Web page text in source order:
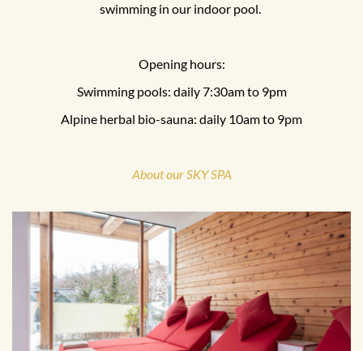
swimming in our indoor pool.
Opening hours:
Swimming pools: daily 7:30am to 9pm
Alpine herbal bio-sauna: daily 10am to 9pm
About our SKY SPA